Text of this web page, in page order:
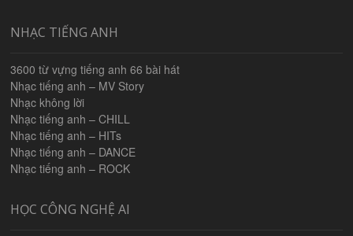
NHẠC TIẾNG ANH
3600 từ vựng tiếng anh 66 bài hát
Nhạc tiếng anh – MV Story
Nhạc không lời
Nhạc tiếng anh – CHILL
Nhạc tiếng anh – HITs
Nhạc tiếng anh – DANCE
Nhạc tiếng anh – ROCK
HỌC CÔNG NGHỆ AI